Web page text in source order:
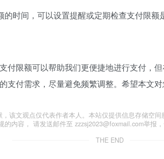
时间，可以设置提醒或定期检查支付限额
付限额可以帮助我们更便捷地进行支付，
支付需求，尽量避免频繁调整。希望本文
该文观点仅代表作者本人。本站仅提供信息存储空
内容， 请发送邮件至 zzzsj2023@foxmail.com举报
THE END